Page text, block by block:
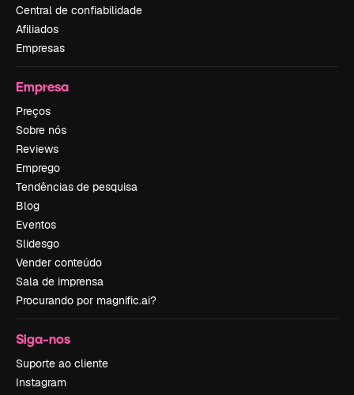
Central de confiabilidade
Afiliados
Empresas
Empresa
Preços
Sobre nós
Reviews
Emprego
Tendências de pesquisa
Blog
Eventos
Slidesgo
Vender conteúdo
Sala de imprensa
Procurando por magnific.ai?
Siga-nos
Suporte ao cliente
Instagram